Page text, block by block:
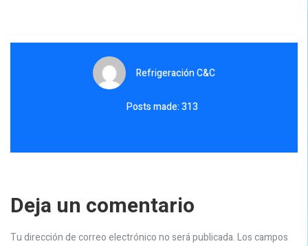
Refrigeración C&C
Posts made: 313
Deja un comentario
Tu dirección de correo electrónico no será publicada.Los campos